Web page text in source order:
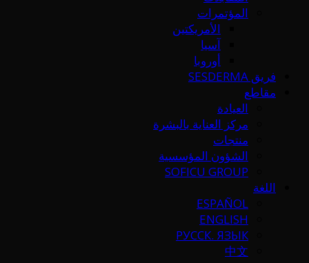
المؤتمرات
الأمريكتين
آسيا
أوروبا
فريق SESDERMA
مقاطع
العيادة
مركز العناية بالبشرة
منتجات
الشؤون المؤسسية
SOFICU GROUP
اللغة
ESPAÑOL
ENGLISH
РУССК. ЯЗЫК
中文